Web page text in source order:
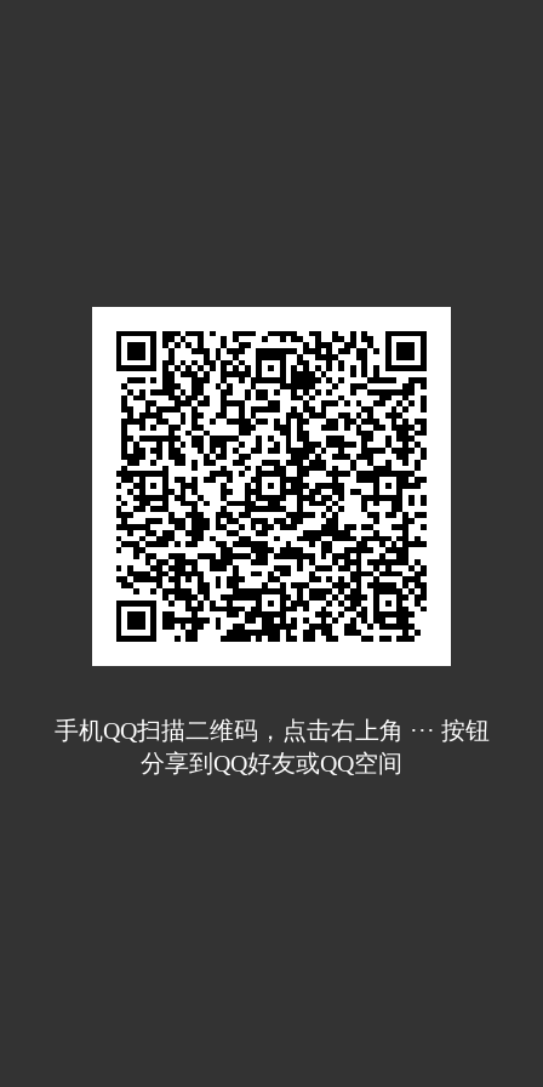
手机QQ扫描二维码，点击右上角 ··· 按钮
分享到QQ好友或QQ空间